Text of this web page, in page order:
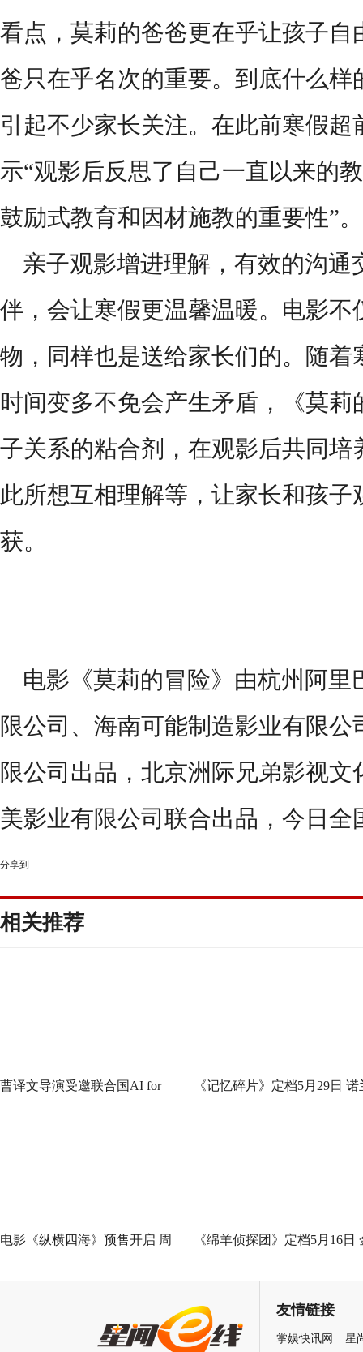
看点，莫莉的爸爸更在乎让孩子自
爸只在乎名次的重要。到底什么样
引起不少家长关注。在此前寒假超
示“观影后反思了自己一直以来的
鼓励式教育和因材施教的重要性”。
亲子观影增进理解，有效的沟通
伴，会让寒假更温馨温暖。电影不
物，同样也是送给家长们的。随着
时间变多不免会产生矛盾，《莫莉
子关系的粘合剂，在观影后共同培
此所想互相理解等，让家长和孩子
获。
电影《莫莉的冒险》由杭州阿里
限公司、海南可能制造影业有限
限公司出品，北京洲际兄弟影视
美影业有限公司联合出品，今日全
分享到
相关推荐
曹译文导演受邀联合国AI for 《记忆碎片》定档5月29日 诺
电影《纵横四海》预售开启 周 《绵羊侦探团》定档5月16日
友情链接
掌娱快讯网
星